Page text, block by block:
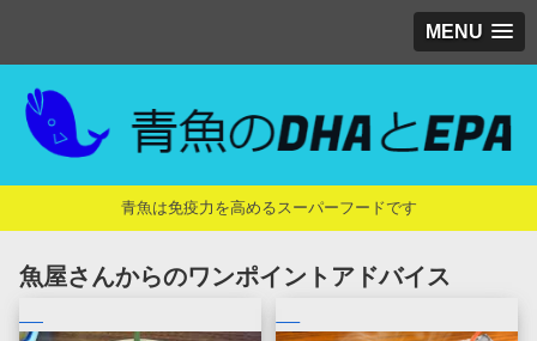
MENU
青魚は免疫力を高めるスーパーフードです
魚屋さんからのワンポイントアドバイス